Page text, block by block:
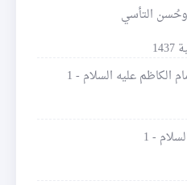
التأسي
الكاظم عليه السلام - 1
- 1